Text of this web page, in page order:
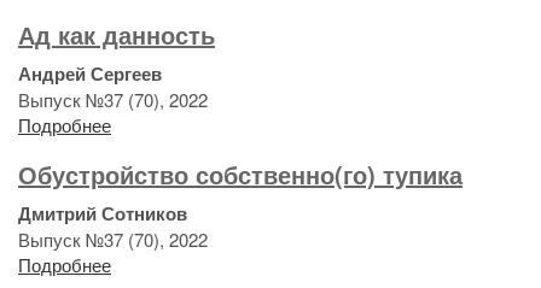
Ад как данность
Андрей Сергеев
Выпуск №37 (70), 2022
Подробнее
Обустройство собственно(го) тупика
Дмитрий Сотников
Выпуск №37 (70), 2022
Подробнее